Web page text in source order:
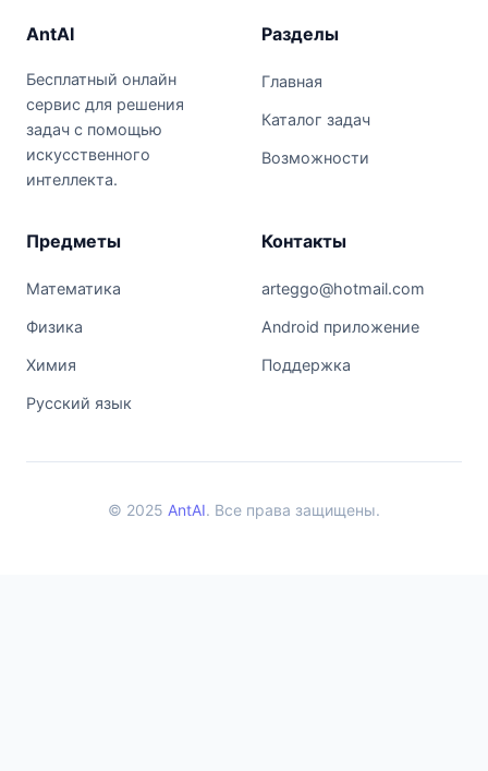
AntAI
Бесплатный онлайн
сервис для решения
задач с помощью
искусственного
интеллекта.
Разделы
Главная
Каталог задач
Возможности
Предметы
Математика
Физика
Химия
Русский язык
Контакты
arteggo@hotmail.com
Android приложение
Поддержка
© 2025 AntAI. Все права защищены.